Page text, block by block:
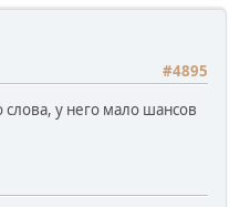
#4895
слова, у него мало шансов